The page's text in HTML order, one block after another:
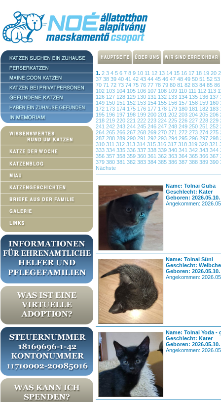
1. 2 3 4 5 6 7 8 9 10 11 12 13 14 15 16 17 18 19 20
37 38 39 40 41 42 43 44 45 46 47 48 49 50 51 52 53
70 71 72 73 74 75 76 77 78 79 80 81 82 83 84 85 86
102 103 104 105 106 107 108 109 110 111 112 113
126 127 128 129 130 131 132 133 134 135 136 137
149 150 151 152 153 154 155 156 157 158 159 160
172 173 174 175 176 177 178 179 180 181 182 183
195 196 197 198 199 200 201 202 203 204 205 206
218 219 220 221 222 223 224 225 226 227 228 229
241 242 243 244 245 246 247 248 249 250 251 252
264 265 266 267 268 269 270 271 272 273 274 275
287 288 289 290 291 292 293 294 295 296 297 298
310 311 312 313 314 315 316 317 318 319 320 321
333 334 335 336 337 338 339 340 341 342 343 344
356 357 358 359 360 361 362 363 364 365 366 367
379 380 381 382 383 384 385 386 387 388 389 390
Nächste
Name: Tolnai Guba
Geschlecht: Kater
Geboren: 2026.05.10.
Angekommen:
Name: Tolnai Süni
Geschlecht:
Geboren: 2026.05.10.
Angekommen:
Name: Tolnai Yoda -
Geschlecht: Kater
Geboren: 2026.05.10.
Angekommen: